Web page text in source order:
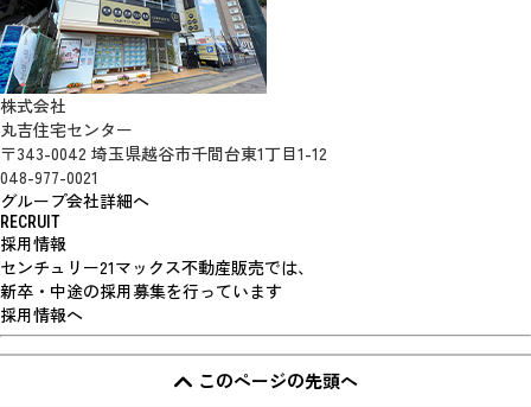
株式会社
丸吉住宅センター
〒343-0042 埼玉県越谷市千間台東1丁目1-12
048-977-0021
グループ会社詳細へ
RECRUIT
採用情報
センチュリー21マックス不動産販売では、
新卒・中途の採用募集を行っています
採用情報へ
このページの先頭へ